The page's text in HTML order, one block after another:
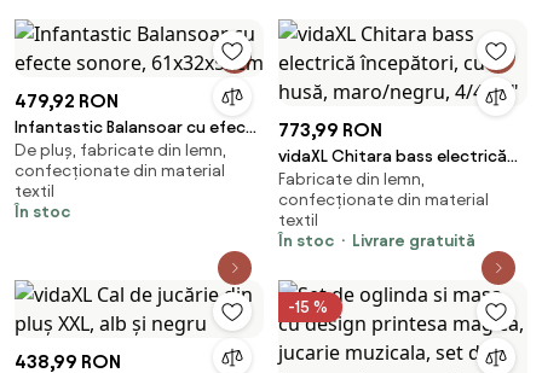
479,92 RON
Infantastic Balansoar cu efecte
sonore, 61x32x52cm
De pluș, fabricate din lemn,
confecționate din material
textil
În stoc
773,99 RON
vidaXL Chitara bass electrică
începători, cu husă,
maro/negru, 4/4 46"
Fabricate din lemn,
confecționate din material
textil
În stoc
Livrare gratuită
438,99 RON
-15 %